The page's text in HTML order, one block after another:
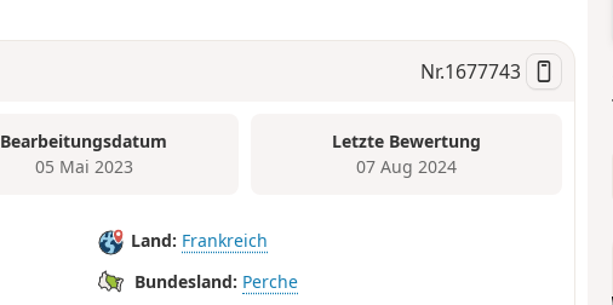
Nr.1677743
Bearbeitungsdatum
05 Mai 2023
Letzte Bewertung
07 Aug 2024
Land: Frankreich
Bundesland: Perche